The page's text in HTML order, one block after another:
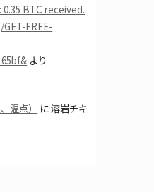
BTC received.
FREE-
より
温点）
に溶岩チキ